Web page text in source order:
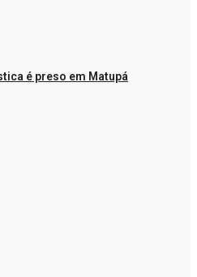
é preso em Matupá